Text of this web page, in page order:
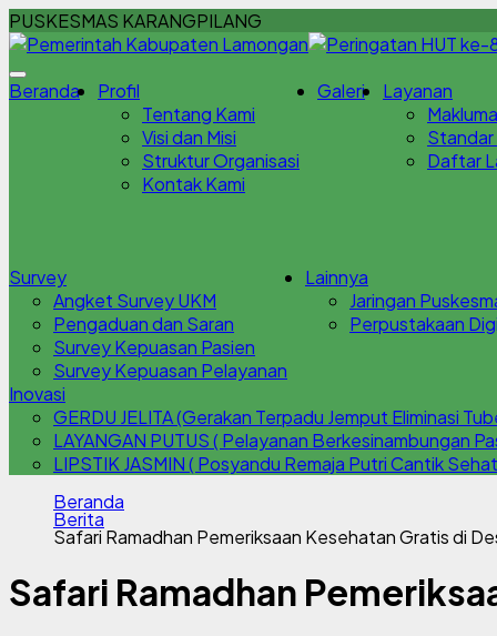
PUSKESMAS KARANGPILANG
Beranda
Profil
Tentang Kami
Visi dan Misi
Struktur Organisasi
Kontak Kami
Galeri
Layanan
Standar
Daftar
Survey
Angket Survey UKM
Pengaduan dan Saran
Survey Kepuasan Pasien
Survey Kepuasan Pelayanan
Lainnya
Jaringan
Perpustakaan
Inovasi
GERDU JELITA (Gerakan Terpadu Jemput Eliminasi
LAYANGAN PUTUS ( Pelayanan Berkesinambungan
LIPSTIK JASMIN ( Posyandu Remaja Putri Cantik
Beranda
Berita
Safari Ramadhan Pemeriksaan Kesehatan Gratis di
Safari Ramadhan